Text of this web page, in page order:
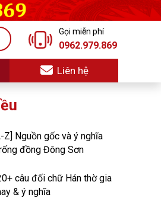
Gọi miễn phí
0962.979.869
Liên hệ
Z] Nguồn gốc và ý nghĩa
đồng Đông Sơn
câu đối chữ Hán thờ gia
& ý nghĩa